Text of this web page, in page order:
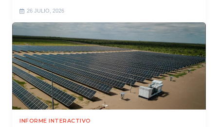
26 JULIO, 2026
INFORME INTERACTIVO